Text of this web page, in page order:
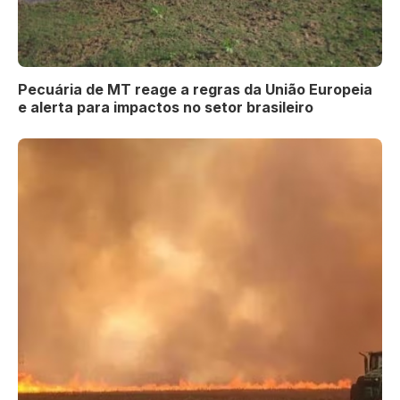
Pecuária de MT reage a regras da União Europeia
e alerta para impactos no setor brasileiro